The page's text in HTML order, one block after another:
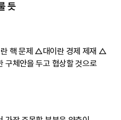
듯
핵 문제 △대이란 경제 제재 △
구체안을 두고 협상할 것으로